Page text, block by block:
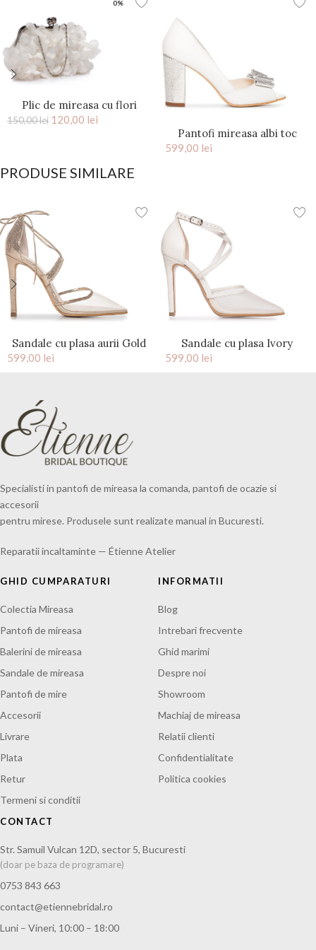
0%
Plic de mireasa cu flori
saten Ivory Kiss
150,00lei 120,00 lei
Pantofi mireasa albi toc
gros si funda argintie Peep
599,00 lei
PRODUSE SIMILARE
Sandale cu plasa aurii Gold
599,00 lei
Sandale cu plasa Ivory
599,00 lei
Specialisti in pantofi de mireasa la comanda, pantofi de ocazie si
accesorii
pentru mirese. Produsele sunt realizate manual in Bucuresti.
Reparatii incaltaminte — Étienne Atelier
GHID CUMPARATURI
Colectia Mireasa
Pantofi de mireasa
Balerini de mireasa
Sandale de mireasa
Pantofi de mire
Accesorii
Livrare
Plata
Retur
Termeni si conditii
INFORMATII
Blog
Intrebari frecvente
Ghid marimi
Despre noi
Showroom
Machiaj de mireasa
Relatii clienti
Confidentialitate
Politica cookies
CONTACT
Str. Samuil Vulcan 12D, sector 5, Bucuresti
(doar pe baza de programare)
0753 843 663
contact@etiennebridal.ro
Luni – Vineri, 10:00 – 18:00